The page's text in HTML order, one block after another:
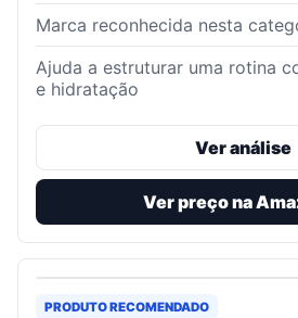
Marca reconhecida nesta
Ajuda a estruturar uma rotina
e hidratação
Ver análise
Ver preço na
PRODUTO RECOMENDADO